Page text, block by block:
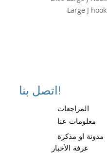
Large J hook
اتصل بنا!
المراجعات
معلومات عنا
مدونة او مذكرة
غرفة الأخبار